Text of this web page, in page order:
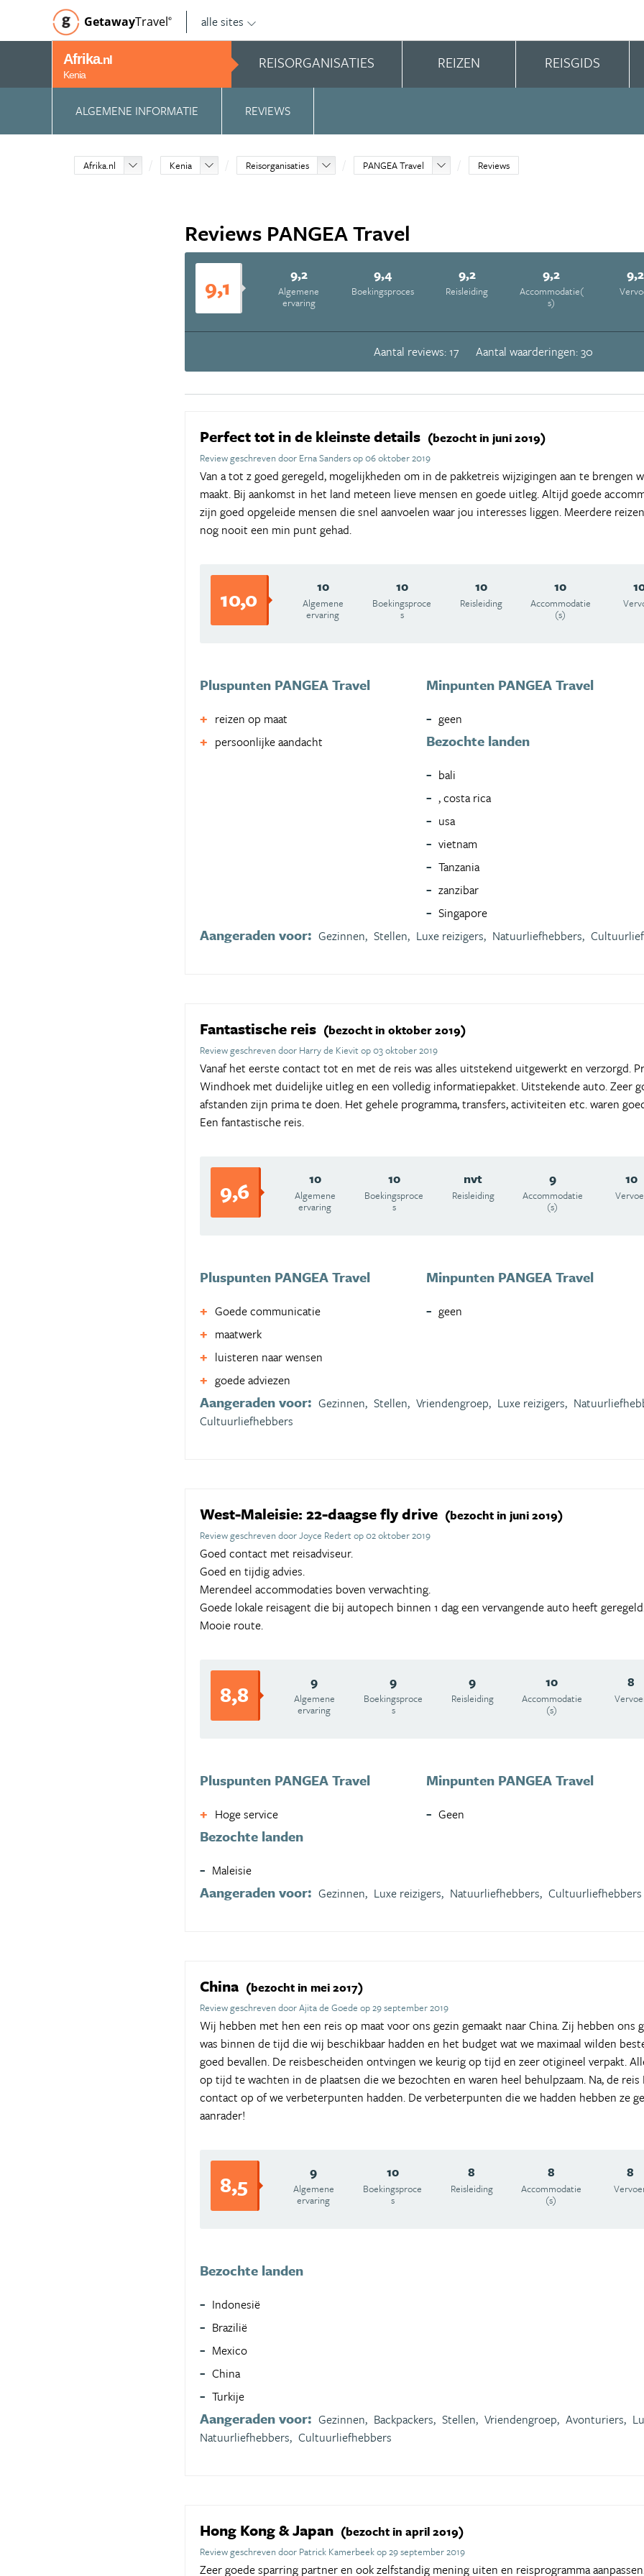
GetawayTravel© alle sites
Afrika.nl
Kenia
REISORGANISATIES REIZEN REISGIDS
ALGEMENE INFORMATIE REVIEWS
Afrika.nl Kenia Reisorganisaties PANGEA Travel Reviews
Reviews PANGEA Travel
9,1 9,2
Algemene
ervaring
9,4
Boekingsproces
9,2
Reisleiding
9,2
Accommodatie(
s)
9,2
Aantal reviews: 17 Aantal waarderingen: 30
Perfect tot in de kleinste details (bezocht in juni 2019)
Review geschreven door Erna Sanders op 06 oktober 2019
Van a tot z goed geregeld, mogelijkheden om in de pakketreis wijzigingen aan te brengen
maakt. Bij aankomst in het land meteen lieve mensen en goede uitleg. Altijd goede
zijn goed opgeleide mensen die snel aanvoelen waar jou interesses liggen. Meerdere
nog nooit een min punt gehad.
10,0 10
Algemene
ervaring
10
Boekingsproce
s
10
Reisleiding
10
Accommodatie
(s)
Pluspunten PANGEA Travel
reizen op maat
persoonlijke aandacht
Minpunten PANGEA Travel
geen
Bezochte landen
bali
, costa rica
usa
vietnam
Tanzania
zanzibar
Singapore
Aangeraden voor: Gezinnen, Stellen, Luxe reizigers, Natuurliefhebbers,
Fantastische reis (bezocht in oktober 2019)
Review geschreven door Harry de Kievit op 03 oktober 2019
Vanaf het eerste contact tot en met de reis was alles uitstekend uitgewerkt en verzorgd.
Windhoek met duidelijke uitleg en een volledig informatiepakket. Uitstekende auto. Zeer
afstanden zijn prima te doen. Het gehele programma, transfers, activiteiten etc. waren
Een fantastische reis.
9,6 10
Algemene
ervaring
10
Boekingsproce
s
nvt
Reisleiding
9
Accommodatie
(s)
10
Pluspunten PANGEA Travel
Goede communicatie
maatwerk
luisteren naar wensen
goede adviezen
Minpunten PANGEA Travel
geen
Aangeraden voor: Gezinnen, Stellen, Vriendengroep, Luxe reizigers,
Cultuurliefhebbers
West-Maleisie: 22-daagse fly drive (bezocht in juni 2019)
Review geschreven door Joyce Redert op 02 oktober 2019
Goed contact met reisadviseur.
Goed en tijdig advies.
Merendeel accommodaties boven verwachting.
Goede lokale reisagent die bij autopech binnen 1 dag een vervangende auto heeft
Mooie route.
8,8 9
Algemene
ervaring
9
Boekingsproce
s
9
Reisleiding
10
Accommodatie
(s)
8
Pluspunten PANGEA Travel
Hoge service
Minpunten PANGEA Travel
Geen
Bezochte landen
Maleisie
Aangeraden voor: Gezinnen, Luxe reizigers, Natuurliefhebbers, Cultuurliefhebbers
China (bezocht in mei 2017)
Review geschreven door Ajita de Goede op 29 september 2019
Wij hebben met hen een reis op maat voor ons gezin gemaakt naar China. Zij hebben ons
was binnen de tijd die wij beschikbaar hadden en het budget wat we maximaal wilden
goed bevallen. De reisbescheiden ontvingen we keurig op tijd en zeer otigineel verpakt.
op tijd te wachten in de plaatsen die we bezochten en waren heel behulpzaam. Na, de reis
contact op of we verbeterpunten hadden. De verbeterpunten die we hadden hebben ze
aanrader!
8,5 9
Algemene
ervaring
10
Boekingsproce
s
8
Reisleiding
8
Accommodatie
(s)
8
Bezochte landen
Indonesië
Brazilië
Mexico
China
Turkije
Aangeraden voor: Gezinnen, Backpackers, Stellen, Vriendengroep, Avonturiers,
Natuurliefhebbers, Cultuurliefhebbers
Hong Kong & Japan (bezocht in april 2019)
Review geschreven door Patrick Kamerbeek op 29 september 2019
Zeer goede sparring partner en ook zelfstandig mening uiten en reisprogramma